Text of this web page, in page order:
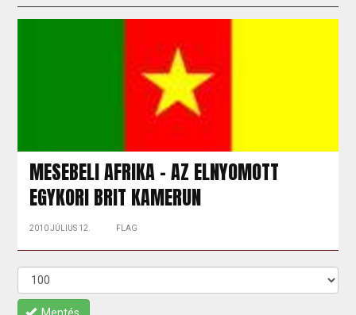
MESEBELI AFRIKA - AZ ELNYOMOTT
EGYKORI BRIT KAMERUN
2010 JÚLIUS 12. FLAG